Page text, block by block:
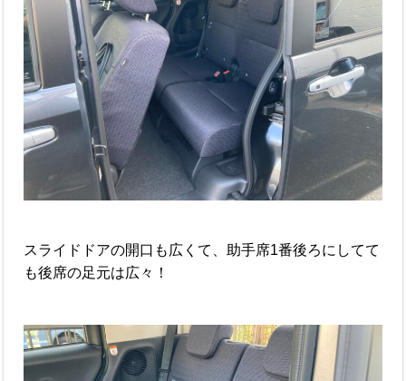
スライドドアの開口も広くて、助手席1番後ろにしてて
も後席の足元は広々！